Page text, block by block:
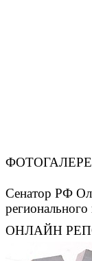
Сенатор РФ
ОНЛАЙН